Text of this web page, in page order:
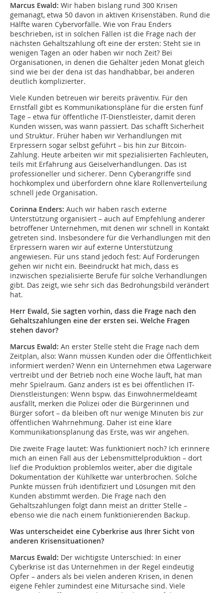
Marcus Ewald: Wir haben bislang rund 300 Krisen
gemanagt, etwa 50 davon in aktiven Krisenstäben. Rund die
Hälfte waren Cybervorfälle. Wie von Frau Enders
beschrieben, ist in solchen Fällen ist die Frage nach der
nächsten Gehaltszahlung oft eine der ersten: Steht sie in
wenigen Tagen an oder haben wir noch Zeit? Bei
Organisationen, in denen die Gehälter jeden Monat gleich
sind wie bei der dena ist das handhabbar, bei anderen
deutlich komplizierter.
Viele Kunden betreuen wir bereits präventiv. Für den
Ernstfall gibt es Kommunikationspläne für die ersten fünf
Tage – etwa für öffentliche IT-Dienstleister, damit deren
Kunden wissen, was wann passiert. Das schafft Sicherheit
und Struktur. Früher haben wir Verhandlungen mit
Erpressern sogar selbst geführt – bis hin zur Bitcoin-
Zahlung. Heute arbeiten wir mit spezialisierten Fachleuten,
teils mit Erfahrung aus Geiselverhandlungen. Das ist
professioneller und sicherer. Denn Cyberangriffe sind
hochkomplex und überfordern ohne klare Rollenverteilung
schnell jede Organisation.
Corinna Enders: Auch wir haben rasch externe
Unterstützung organisiert – auch auf Empfehlung anderer
betroffener Unternehmen, mit denen wir schnell in Kontakt
getreten sind. Insbesondere für die Verhandlungen mit den
Erpressern waren wir auf externe Unterstützung
angewiesen. Für uns stand jedoch fest: Auf Forderungen
gehen wir nicht ein. Beeindruckt hat mich, dass es
inzwischen spezialisierte Berufe für solche Verhandlungen
gibt. Das zeigt, wie sehr sich das Bedrohungsbild verändert
hat.
Herr Ewald, Sie sagten vorhin, dass die Frage nach den
Gehaltszahlungen eine der ersten sei. Welche Fragen
stehen davor?
Marcus Ewald: An erster Stelle steht die Frage nach dem
Zeitplan, also: Wann müssen Kunden oder die Öffentlichkeit
informiert werden? Wenn ein Unternehmen etwa Lagerware
vertreibt und der Betrieb noch eine Woche läuft, hat man
mehr Spielraum. Ganz anders ist es bei öffentlichen IT-
Dienstleistungen: Wenn bspw. das Einwohnermeldeamt
ausfällt, merken die Polizei oder die Bürgerinnen und
Bürger sofort – da bleiben oft nur wenige Minuten bis zur
öffentlichen Wahrnehmung. Daher ist eine klare
Kommunikationsplanung das Erste, was wir angehen.
Die zweite Frage lautet: Was funktioniert noch? Ich erinnere
mich an einen Fall aus der Lebensmittelproduktion – dort
lief die Produktion problemlos weiter, aber die digitale
Dokumentation der Kühlkette war unterbrochen. Solche
Punkte müssen früh identifiziert und Lösungen mit den
Kunden abstimmt werden. Die Frage nach den
Gehaltszahlungen folgt dann meist an dritter Stelle –
ebenso wie die nach einem funktionierenden Backup.
Was unterscheidet eine Cyberkrise aus Ihrer Sicht von
anderen Krisensituationen?
Marcus Ewald: Der wichtigste Unterschied: In einer
Cyberkrise ist das Unternehmen in der Regel eindeutig
Opfer – anders als bei vielen anderen Krisen, in denen
eigene Fehler zumindest eine Mitursache sind. Viele